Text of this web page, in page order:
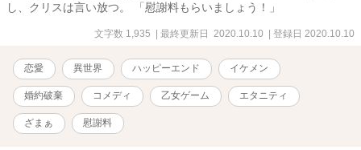
し、クリスは言い放つ。 「慰謝料もらいましょう！」
文字数 1,935 | 最終更新日 2020.10.10 | 登録日 2020.10.10
恋愛 異世界 ハッピーエンド イケメン
婚約破棄 コメディ 乙女ゲーム エタニティ
ざまぁ 慰謝料